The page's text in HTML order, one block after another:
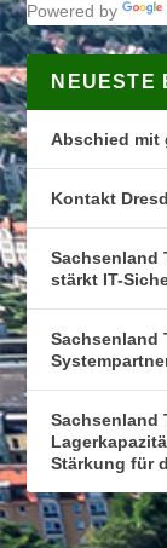
Powered by
NEUESTE
Abschied mit
Kontakt
Sachsenland
stärkt IT-
Sachsenland
Sachsenland
Stärkung für